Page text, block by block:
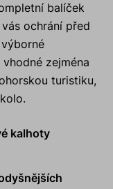
balíček
ochrání před
zejména
turistiku,
kalhoty